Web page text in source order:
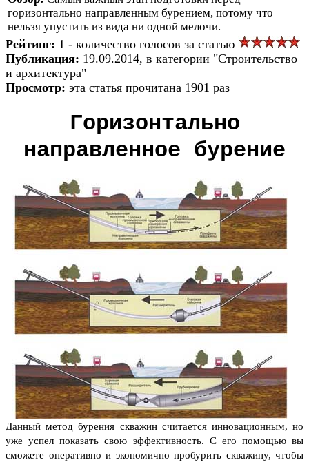
горизонтально направленным бурением, потому что
нельзя упустить из вида ни одной мелочи.
Рейтинг: 1 - количество голосов за статью
Публикация: 19.09.2014, в категории "Строительство
и архитектура"
Просмотр: эта статья прочитана 1901 раз
Горизонтально
направленное бурение
Данный метод бурения скважин считается инновационным, но
уже успел показать свою эффективность. С его помощью вы
сможете оперативно и экономично пробурить скважину, чтобы